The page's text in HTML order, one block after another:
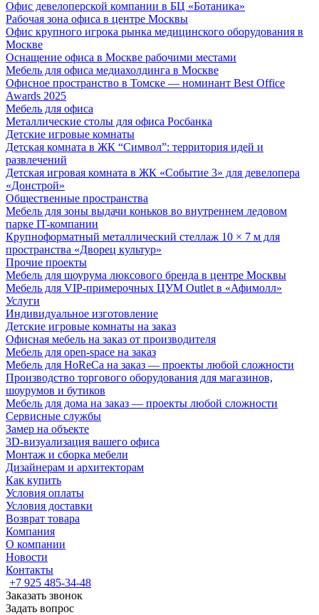
Офис девелоперской компании в БЦ «Ботаника»
Рабочая зона офиса в центре Москвы
Офис крупного игрока рынка медицинского оборудования в
Москве
Оснащение офиса в Москве рабочими местами
Мебель для офиса медиахолдинга в Москве
Офисное пространство в Томске — номинант Best Office
Awards 2025
Мебель для офиса
Металлические столы для офиса Росбанка
Детские игровые комнаты
Детская комната в ЖК “Символ”: территория идей и
развлечений
Детская игровая комната в ЖК «Событие 3» для девелопера
«Донстрой»
Общественные пространства
Мебель для зоны выдачи коньков во внутреннем ледовом
парке IT-компании
Крупноформатный металлический стеллаж 10 × 7 м для
пространства «Дворец культур»
Прочие проекты
Мебель для шоурума люксового бренда в центре Москвы
Мебель для VIP-примерочных ЦУМ Outlet в «Афимолл»
Услуги
Индивидуальное изготовление
Детские игровые комнаты на заказ
Офисная мебель на заказ от производителя
Мебель для open-space на заказ
Мебель для HoReCa на заказ — проекты любой сложности
Производство торгового оборудования для магазинов,
шоурумов и бутиков
Мебель для дома на заказ — проекты любой сложности
Сервисные службы
Замер на объекте
3D-визуализация вашего офиса
Монтаж и сборка мебели
Дизайнерам и архитекторам
Как купить
Условия оплаты
Условия доставки
Возврат товара
Компания
О компании
Новости
Контакты
+7 925 485-34-48
Заказать звонок
Задать вопрос